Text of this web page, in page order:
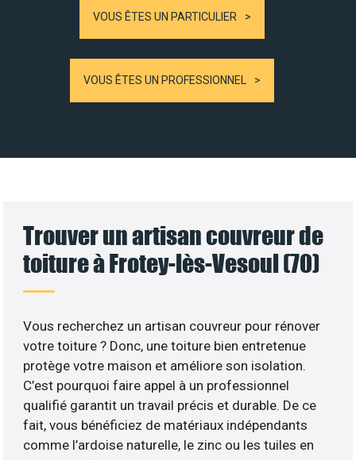
VOUS ÊTES UN PARTICULIER
VOUS ÊTES UN PROFESSIONNEL
Trouver un artisan couvreur de
toiture à Frotey-lès-Vesoul (70)
Vous recherchez un artisan couvreur pour rénover
votre toiture ? Donc, une toiture bien entretenue
protège votre maison et améliore son isolation.
C’est pourquoi faire appel à un professionnel
qualifié garantit un travail précis et durable. De ce
fait, vous bénéficiez de matériaux indépendants
comme l’ardoise naturelle, le zinc ou les tuiles en